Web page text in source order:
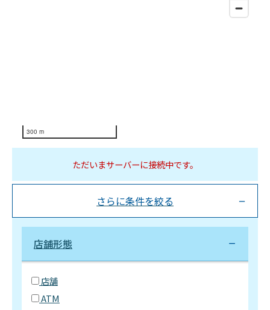
300 m
ただいまサーバーに接続中です。
さらに条件を絞る
店舗形態
店舗
ATM